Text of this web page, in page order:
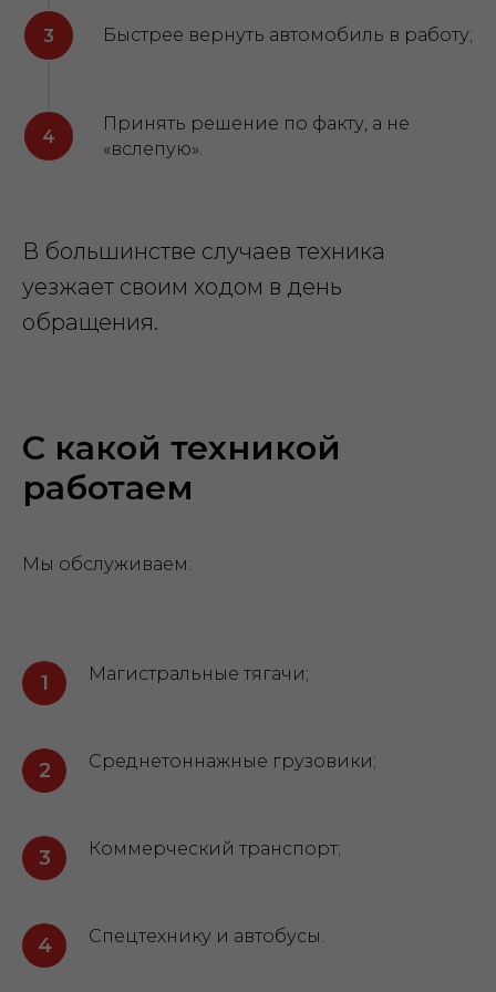
Быстрее вернуть автомобиль в работу;
Принять решение по факту, а не
«вслепую».
В большинстве случаев техника
уезжает своим ходом в день
обращения.
С какой техникой
работаем
Мы обслуживаем:
Магистральные тягачи;
Среднетоннажные грузовики;
Коммерческий транспорт;
Спецтехнику и автобусы.